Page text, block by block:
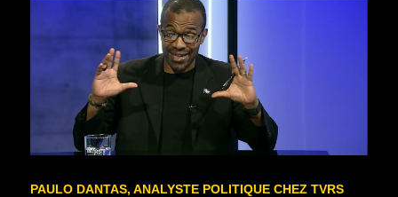
PAULO DANTAS, ANALYSTE POLITIQUE CHEZ TVRS